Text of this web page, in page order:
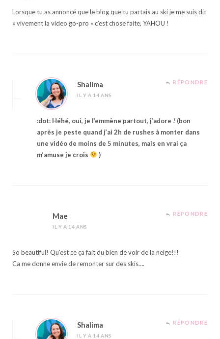
Lorsque tu as annoncé que le blog que tu partais au ski je me suis dit
« vivement la video go-pro » c’est chose faite, YAHOU !
Shalima
IL Y A 14 ANS
RÉPONDRE
:dot: Héhé, oui, je l’emmène partout, j’adore ! (bon
après je peste quand j’ai 2h de rushes à monter dans
une vidéo de moins de 5 minutes, mais en vrai ça
m’amuse je crois
)
Mae
IL Y A 14 ANS
RÉPONDRE
So beautiful! Qu’est ce ça fait du bien de voir de la neige!!!
Ca me donne envie de remonter sur des skis….
Shalima
IL Y A 14 ANS
RÉPONDRE